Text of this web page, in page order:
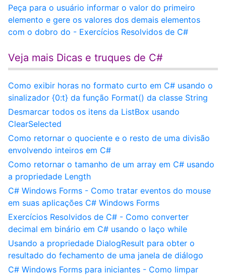
Peça para o usuário informar o valor do primeiro
elemento e gere os valores dos demais elementos
com o dobro do - Exercícios Resolvidos de C#
Veja mais Dicas e truques de C#
Como exibir horas no formato curto em C# usando o
sinalizador {0:t} da função Format() da classe String
Desmarcar todos os itens da ListBox usando
ClearSelected
Como retornar o quociente e o resto de uma divisão
envolvendo inteiros em C#
Como retornar o tamanho de um array em C# usando
a propriedade Length
C# Windows Forms - Como tratar eventos do mouse
em suas aplicações C# Windows Forms
Exercícios Resolvidos de C# - Como converter
decimal em binário em C# usando o laço while
Usando a propriedade DialogResult para obter o
resultado do fechamento de uma janela de diálogo
C# Windows Forms para iniciantes - Como limpar